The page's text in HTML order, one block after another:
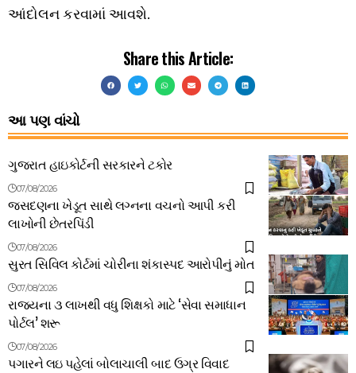
આંદોલન કરવામાં આવશે.
Share this Article:
આ પણ વાંચો
ગુજરાત હાઇકોર્ટની સરકારને ટકોર
07/08/2026
જસદણના ખેડૂત સાથે લગ્નના વચનો આપી કરી
લાખોની છેતરપિંડી
07/08/2026
સુરત સિવિલ કોર્ટમાં ચોરીના શંકાસ્પદ આરોપીનું મોત
07/08/2026
રાજ્યના ૩ લાખથી વધુ શિક્ષકો માટે ‘સેવા સમાધાન
પોર્ટલ’ શરૂ
07/08/2026
પગારને લઇ પહેલાં બોલાચાલી બાદ ઉગ્ર વિવાદ